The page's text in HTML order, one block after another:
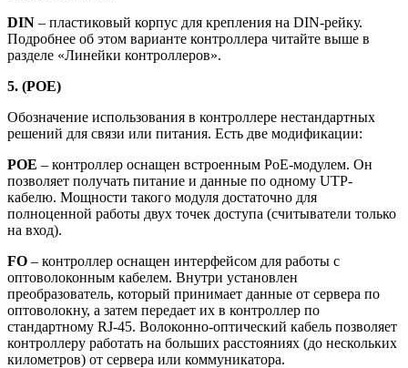
DIN – пластиковый корпус для крепления на DIN-рейку.
Подробнее об этом варианте контроллера читайте выше в
разделе «Линейки контроллеров».
5. (POE)
Обозначение использования в контроллере нестандартных
решений для связи или питания. Есть две модификации:
POE – контроллер оснащен встроенным PoE-модулем. Он
позволяет получать питание и данные по одному UTP-
кабелю. Мощности такого модуля достаточно для
полноценной работы двух точек доступа (считыватели только
на вход).
FO – контроллер оснащен интерфейсом для работы с
оптоволоконным кабелем. Внутри установлен
преобразователь, который принимает данные от сервера по
оптоволокну, а затем передает их в контроллер по
стандартному RJ-45. Волоконно-оптический кабель позволяет
контроллеру работать на больших расстояниях (до нескольких
километров) от сервера или коммуникатора.